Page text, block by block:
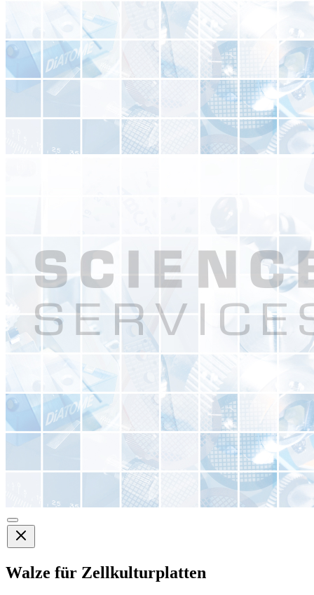
Walze für Zellkulturplatten